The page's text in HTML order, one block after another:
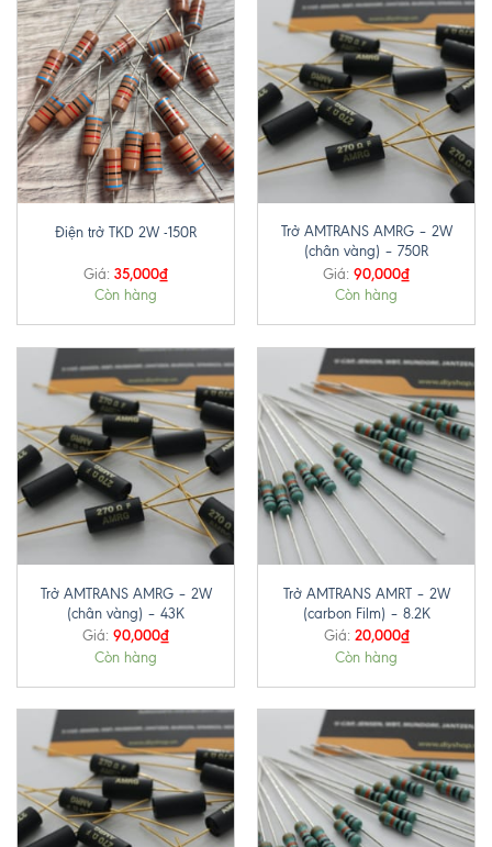
Điện trở TKD 2W -150R
Giá: 35,000₫
Còn hàng
Trở AMTRANS AMRG – 2W
(chân vàng) – 750R
Giá: 90,000₫
Còn hàng
Trở AMTRANS AMRG – 2W
(chân vàng) – 43K
Giá: 90,000₫
Còn hàng
Trở AMTRANS AMRT – 2W
(carbon Film) – 8.2K
Giá: 20,000₫
Còn hàng